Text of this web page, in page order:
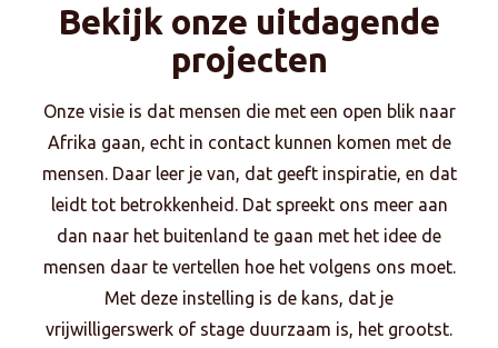
Bekijk onze uitdagende
projecten
Onze visie is dat mensen die met een open blik naar
Afrika gaan, echt in contact kunnen komen met de
mensen. Daar leer je van, dat geeft inspiratie, en dat
leidt tot betrokkenheid. Dat spreekt ons meer aan
dan naar het buitenland te gaan met het idee de
mensen daar te vertellen hoe het volgens ons moet.
Met deze instelling is de kans, dat je
vrijwilligerswerk of stage duurzaam is, het grootst.